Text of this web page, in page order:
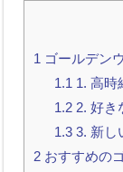
1 ゴールデン
1.1 1. 高時
1.2 2. 好き
1.3 3. 新し
2 おすすめの